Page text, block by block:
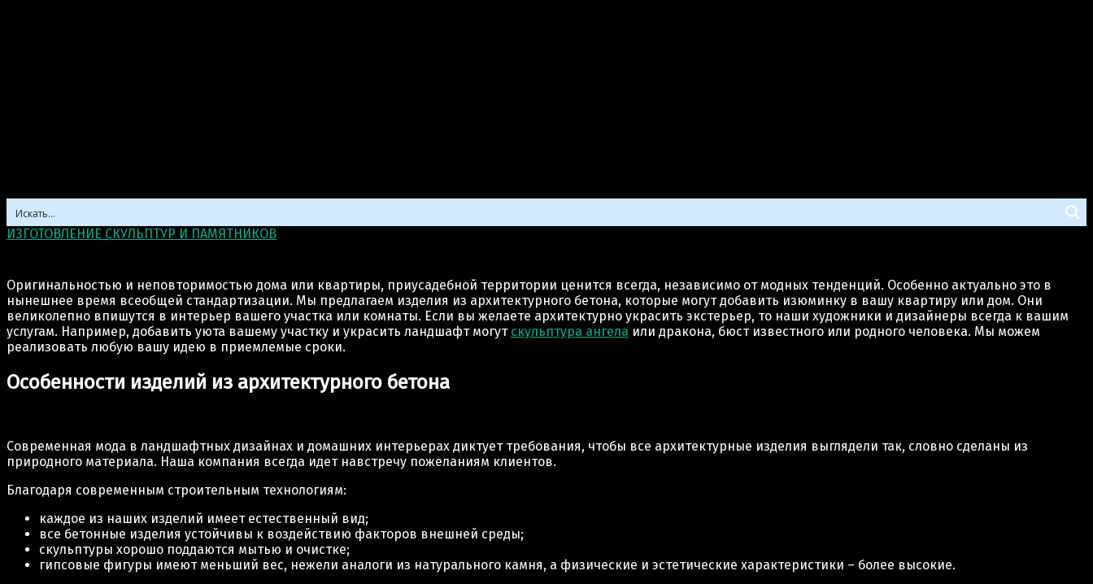
ИЗГОТОВЛЕНИЕ СКУЛЬПТУР И ПАМЯТНИКОВ
Оригинальностью и неповторимостью дома или квартиры, приусадебной территории ценится всегда, независимо от модных тенденций. Особенно актуально это в
нынешнее время всеобщей стандартизации. Мы предлагаем изделия из архитектурного бетона, которые могут добавить изюминку в вашу квартиру или дом. Они
великолепно впишутся в интерьер вашего участка или комнаты. Если вы желаете архитектурно украсить экстерьер, то наши художники и дизайнеры всегда к вашим
услугам. Например, добавить уюта вашему участку и украсить ландшафт могут скульптура ангела или дракона, бюст известного или родного человека. Мы можем
реализовать любую вашу идею в приемлемые сроки.
Особенности изделий из архитектурного бетона
Современная мода в ландшафтных дизайнах и домашних интерьерах диктует требования, чтобы все архитектурные изделия выглядели так, словно сделаны из
природного материала. Наша компания всегда идет навстречу пожеланиям клиентов.
Благодаря современным строительным технологиям:
каждое из наших изделий имеет естественный вид;
все бетонные изделия устойчивы к воздействию факторов внешней среды;
скульптуры хорошо поддаются мытью и очистке;
гипсовые фигуры имеют меньший вес, нежели аналоги из натурального камня, а физические и эстетические характеристики – более высокие.